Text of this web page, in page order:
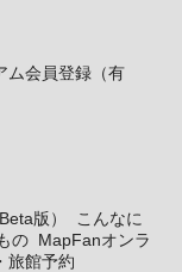
ム会員登録（有
版）
こんなに
の MapFanオンラ
旅館予約